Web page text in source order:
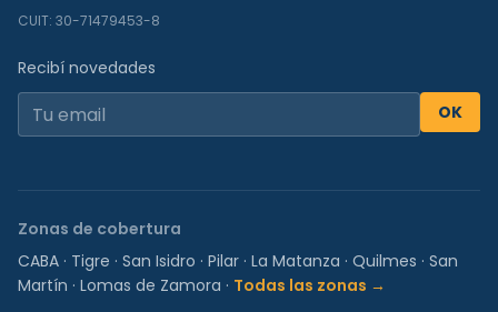
CUIT: 30-71479453-8
Recibí novedades
OK
Zonas de cobertura
CABA · Tigre · San Isidro · Pilar · La Matanza · Quilmes · San
Martín · Lomas de Zamora · Todas las zonas →